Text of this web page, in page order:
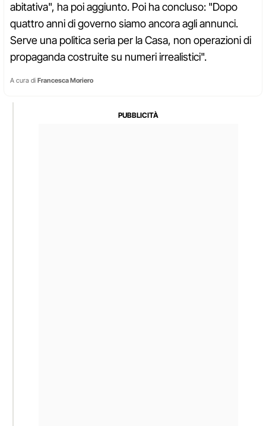
abitativa", ha poi aggiunto. Poi ha concluso: "Dopo
quattro anni di governo siamo ancora agli annunci.
Serve una politica seria per la Casa, non operazioni di
propaganda costruite su numeri irrealistici".
A cura di Francesca Moriero